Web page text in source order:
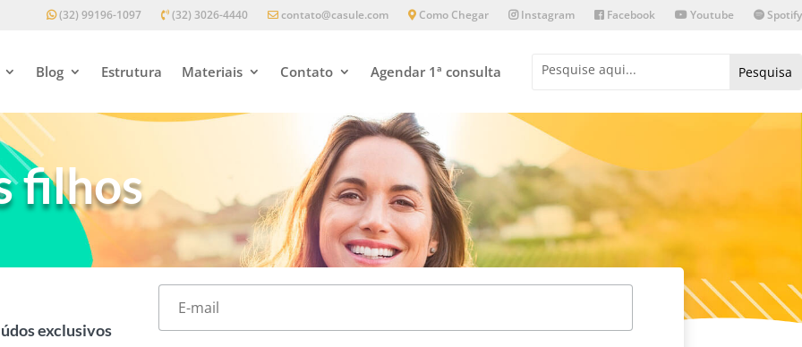
(32) 99196-1097 (32) 3026-4440 contato@casule.com Como Chegar Instagram Facebook Youtube Spotify
Blog Estrutura Materiais Contato Agendar 1ª consulta
filhos
exclusivos